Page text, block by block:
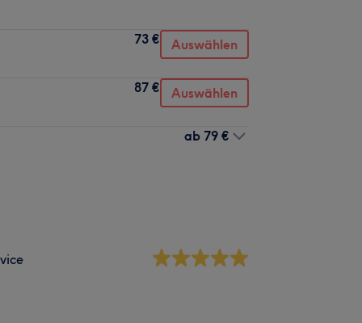
73 € Auswählen
87 € Auswählen
ab 79 €